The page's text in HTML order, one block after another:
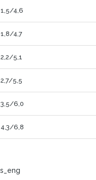
1,5/4,6
1,8/4,7
2,2/5,1
2,7/5,5
3,5/6,0
4,3/6,8